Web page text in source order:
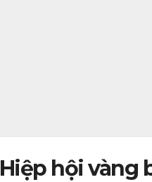
Hiệp hội vàng